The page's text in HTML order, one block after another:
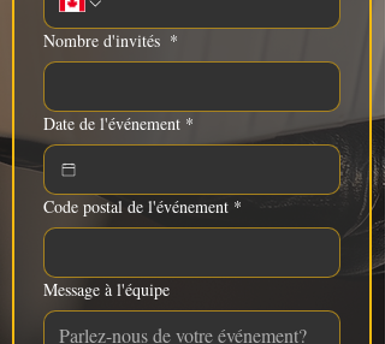
Nombre d'invités *
Date de l'événement *
Code postal de l'événement *
Message à l'équipe